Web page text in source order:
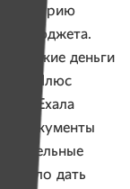
бюджета.
такие деньги
Плюс
Ехала
документы
было дать